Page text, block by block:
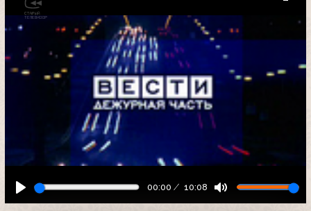
00:00 10:08